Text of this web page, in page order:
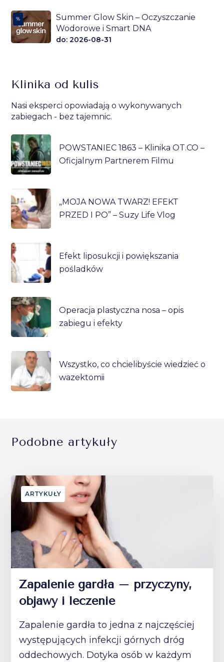
%
Summer Glow Skin – Oczyszczanie
Wodorowe i Smart DNA
do: 2026-08-31
Klinika od kulis
Nasi eksperci opowiadają o wykonywanych
zabiegach - bez tajemnic.
POWSTANIEC 1863 – Klinika OT.CO –
Oficjalnym Partnerem Filmu
„MOJA NOWA TWARZ! EFEKT
PRZED I PO” – Suzy Life Vlog
Efekt liposukcji i powiększania
pośladków
Operacja plastyczna nosa – opis
zabiegu i efekty
Wszystko, co chcielibyście wiedzieć o
wazektomii
Podobne artykuły
ARTYKUŁY
Zapalenie gardła – przyczyny,
objawy i leczenie
Zapalenie gardła to jedna z najczęściej
występujących infekcji górnych dróg
oddechowych. Dotyka osób w każdym